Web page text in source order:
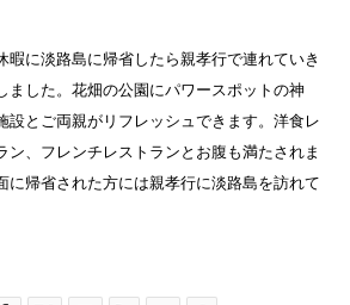
暇に淡路島に帰省したら親孝行で連れていき
ました。花畑の公園にパワースポットの神
設とご両親がリフレッシュできます。洋食レ
ン、フレンチレストランとお腹も満たされま
に帰省された方には親孝行に淡路島を訪れて